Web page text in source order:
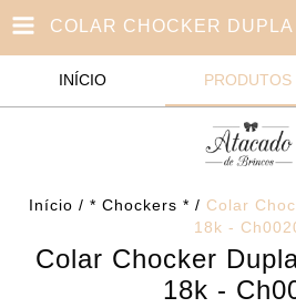
INÍCIO PRODUTOS
Início / * Chockers * / Colar
18k -
Colar Chocker
18k -